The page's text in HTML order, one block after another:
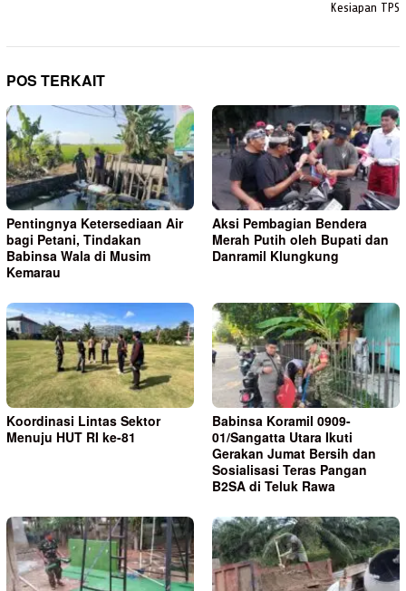
Kesiapan TPS
POS TERKAIT
Pentingnya Ketersediaan Air
bagi Petani, Tindakan
Babinsa Wala di Musim
Kemarau
Aksi Pembagian Bendera
Merah Putih oleh Bupati dan
Danramil Klungkung
Koordinasi Lintas Sektor
Menuju HUT RI ke-81
Babinsa Koramil 0909-
01/Sangatta Utara Ikuti
Gerakan Jumat Bersih dan
Sosialisasi Teras Pangan
B2SA di Teluk Rawa